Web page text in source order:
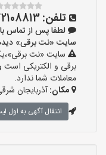
تلفن:
لطفا پس از تماس
سایت «نت برقی» دیده ام و کد
سایت «نت
برقی و الکتریکی است
معاملات شما ندارد.
مکان:آذربایجان
انتقال آگهی به اول